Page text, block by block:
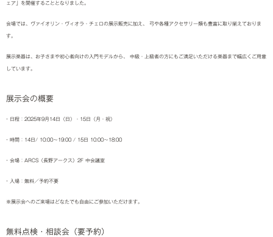
ェア」を開催することとなりました。
会場では、ヴァイオリン・ヴィオラ・チェロの展示販売に加え、 弓や各種アクセサリー類も豊富に取り揃えておりま
す。
展示楽器は、お子さまや初心者向けの入門モデルから、 中級・上級者の方にもご満足いただける楽器まで幅広くご用意
しています。
展示会の概要
• 日程：2025年9月14日（日）・15日（月・祝）
• 時間：14日/ 10:00〜19:00 / 15日 10:00〜18:00
• 会場：ARCS（長野アークス）2F 中会議室
• 入場：無料／予約不要
※展示会へのご来場はどなたでも自由にご参加いただけます。
無料点検・相談会（要予約）